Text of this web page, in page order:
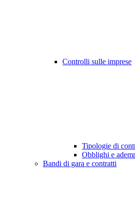
Controlli sulle imprese
Tipologie di
Obblighi e
Bandi di gara e contratti